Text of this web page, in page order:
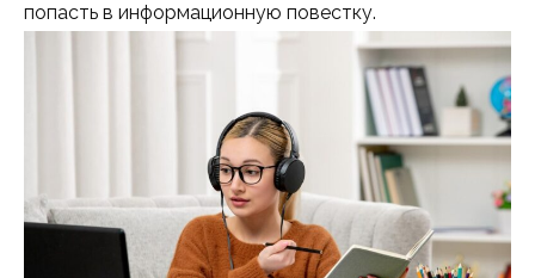
попасть в информационную повестку.